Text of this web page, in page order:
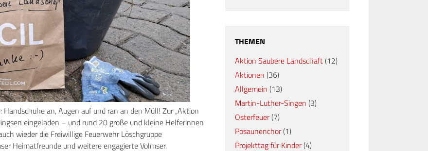
an, Augen auf und ran an den Müll! Zur „Aktion
eingeladen – und rund 20 große und kleine Helferinnen
wieder die Freiwillige Feuerwehr Löschgruppe
Heimatfreunde und weitere engagierte Volmser.
THEMEN
Aktion Saubere Landschaft (12)
Aktionen (36)
Allgemein (13)
Martin-Luther-Singen (3)
Osterfeuer(7)
Posaunenchor(1)
Projekttag für Kinder(4)